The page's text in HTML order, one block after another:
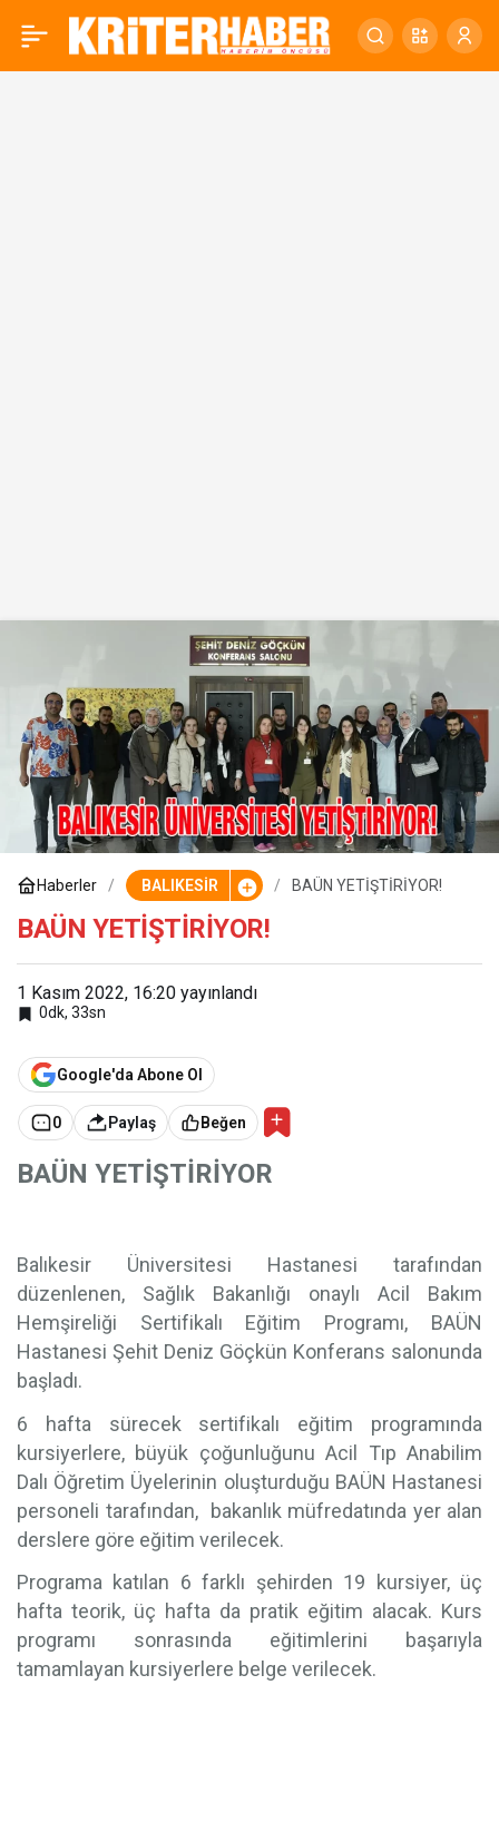
Haberler BALIKESİR BAÜN YETİŞTİRİYOR!
BAÜN YETİŞTİRİYOR!
1 Kasım 2022, 16:20 yayınlandı
0dk, 33sn
Google'da Abone Ol
0 Paylaş Beğen
BAÜN YETİŞTİRİYOR
Balıkesir Üniversitesi Hastanesi tarafından
düzenlenen, Sağlık Bakanlığı onaylı Acil Bakım
Hemşireliği Sertifikalı Eğitim Programı, BAÜN
Hastanesi Şehit Deniz Göçkün Konferans salonunda
başladı.
6 hafta sürecek sertifikalı eğitim programında
kursiyerlere, büyük çoğunluğunu Acil Tıp Anabilim
Dalı Öğretim Üyelerinin oluşturduğu BAÜN Hastanesi
personeli tarafından, bakanlık müfredatında yer alan
derslere göre eğitim verilecek.
Programa katılan 6 farklı şehirden 19 kursiyer, üç
hafta teorik, üç hafta da pratik eğitim alacak. Kurs
programı sonrasında eğitimlerini başarıyla
tamamlayan kursiyerlere belge verilecek.
BAÜN YETİŞTİRİYOR! 0